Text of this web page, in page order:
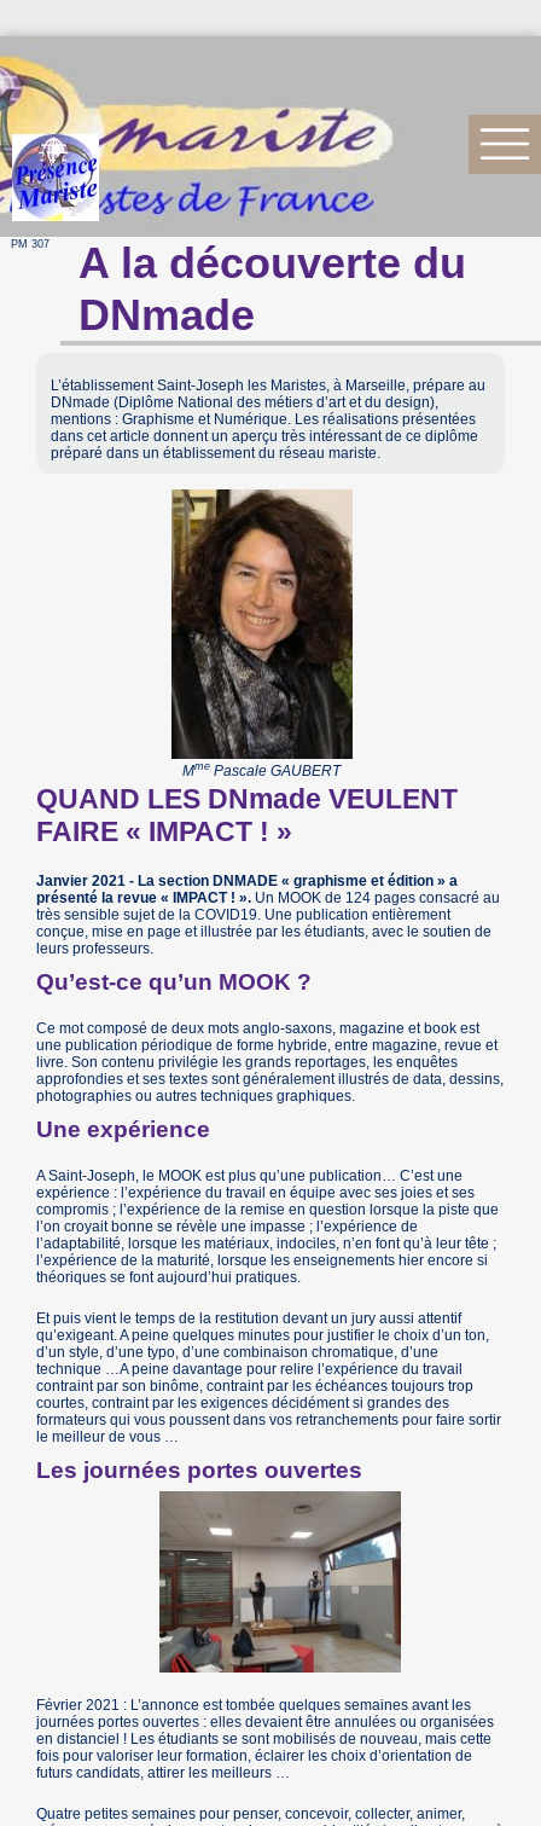
PM 307
A la découverte du
DNmade
L’établissement Saint-Joseph les Maristes, à Marseille, prépare au
DNmade (Diplôme National des métiers d’art et du design),
mentions : Graphisme et Numérique. Les réalisations présentées
dans cet article donnent un aperçu très intéressant de ce diplôme
préparé dans un établissement du réseau mariste.
Mme Pascale GAUBERT
QUAND LES DNmade VEULENT
FAIRE « IMPACT ! »
Janvier 2021 - La section DNMADE « graphisme et édition » a
présenté la revue « IMPACT ! ». Un MOOK de 124 pages consacré au
très sensible sujet de la COVID19. Une publication entièrement
conçue, mise en page et illustrée par les étudiants, avec le soutien de
leurs professeurs.
Qu’est-ce qu’un MOOK ?
Ce mot composé de deux mots anglo-saxons, magazine et book est
une publication périodique de forme hybride, entre magazine, revue et
livre. Son contenu privilégie les grands reportages, les enquêtes
approfondies et ses textes sont généralement illustrés de data, dessins,
photographies ou autres techniques graphiques.
Une expérience
A Saint-Joseph, le MOOK est plus qu’une publication… C’est une
expérience : l’expérience du travail en équipe avec ses joies et ses
compromis ; l’expérience de la remise en question lorsque la piste que
l’on croyait bonne se révèle une impasse ; l’expérience de
l’adaptabilité, lorsque les matériaux, indociles, n’en font qu’à leur tête ;
l’expérience de la maturité, lorsque les enseignements hier encore si
théoriques se font aujourd’hui pratiques.
Et puis vient le temps de la restitution devant un jury aussi attentif
qu’exigeant. A peine quelques minutes pour justifier le choix d’un ton,
d’un style, d’une typo, d’une combinaison chromatique, d’une
technique …A peine davantage pour relire l’expérience du travail
contraint par son binôme, contraint par les échéances toujours trop
courtes, contraint par les exigences décidément si grandes des
formateurs qui vous poussent dans vos retranchements pour faire sortir
le meilleur de vous …
Les journées portes ouvertes
Février 2021 : L’annonce est tombée quelques semaines avant les
journées portes ouvertes : elles devaient être annulées ou organisées
en distanciel ! Les étudiants se sont mobilisés de nouveau, mais cette
fois pour valoriser leur formation, éclairer les choix d’orientation de
futurs candidats, attirer les meilleurs …
Quatre petites semaines pour penser, concevoir, collecter, animer,